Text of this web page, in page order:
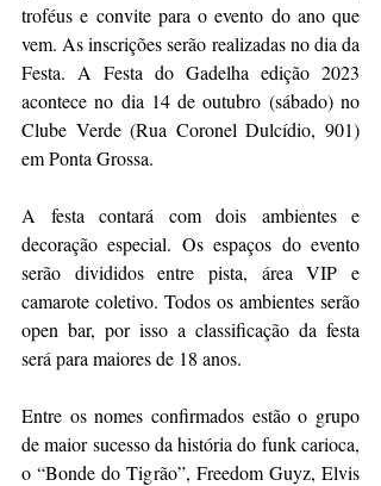
troféus e convite para o evento do ano que
vem. As inscrições serão realizadas no dia da
Festa. A Festa do Gadelha edição 2023
acontece no dia 14 de outubro (sábado) no
Clube Verde (Rua Coronel Dulcídio, 901)
em Ponta Grossa.
A festa contará com dois ambientes e
decoração especial. Os espaços do evento
serão divididos entre pista, área VIP e
camarote coletivo. Todos os ambientes serão
open bar, por isso a classificação da festa
será para maiores de 18 anos.
Entre os nomes confirmados estão o grupo
de maior sucesso da história do funk carioca,
o “Bonde do Tigrão”, Freedom Guyz, Elvis